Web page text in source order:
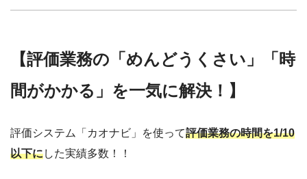
【評価業務の「めんどうくさい」「時
間がかかる」を一気に解決！】
評価システム「カオナビ」を使って評価業務の時間を1/10
以下にした実績多数！！